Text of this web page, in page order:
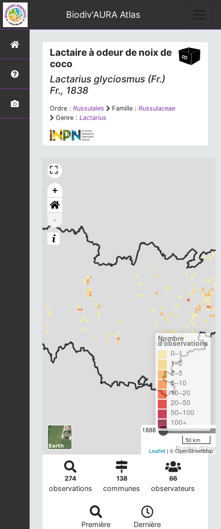
Biodiv'AURA Atlas
Lactaire à odeur de noix de
coco
Lactarius glyciosmus (Fr.)
Fr., 1838
Ordre : Russulales Famille : Russulaceae
Genre : Lactarius
+
-
1888
Nombre
Nombre
d'observations
0–1
1–2
2–5
5–10
10–20
20–50
50–100
100+
50 km
Leaflet | © OpenStreetMap
274
observations
138
communes
66
observateurs
Première
Dernière